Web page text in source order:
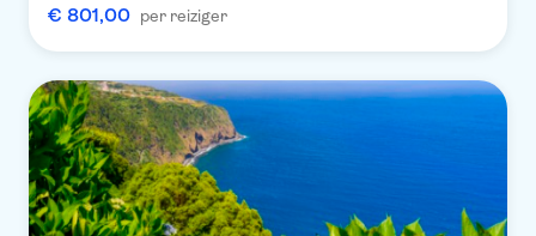
€ 801,00 per reiziger